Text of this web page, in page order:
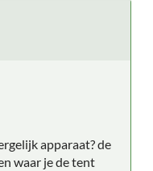
apparaat? de
waar je de tent